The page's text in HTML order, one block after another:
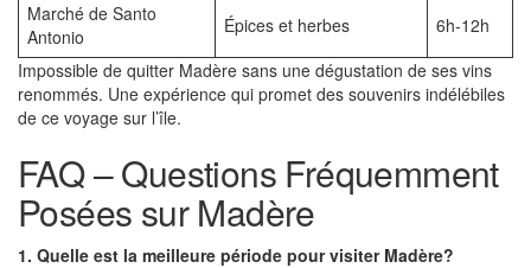
Marché de Santo
Antonio
Épices et herbes
6h-12h
Impossible de quitter Madère sans une dégustation de ses vins
renommés. Une expérience qui promet des souvenirs indélébiles
de ce voyage sur l’île.
FAQ – Questions Fréquemment
Posées sur Madère
1. Quelle est la meilleure période pour visiter Madère?